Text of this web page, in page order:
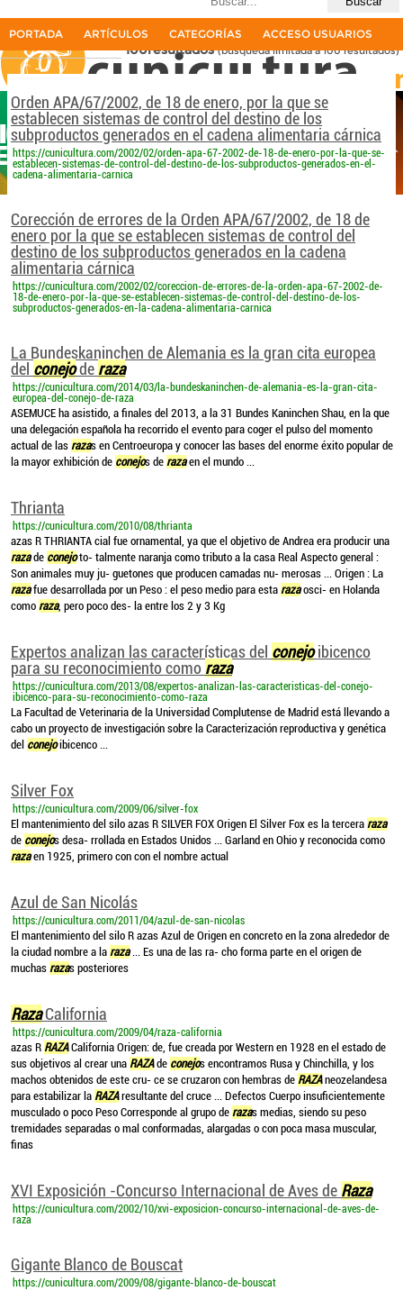
La primera revista del sector cunícola en español
PORTADA ARTÍCULOS CATEGORÍAS ACCESO USUARIOS
raza carnica de conejo
100resultados(búsqueda limitada a 100 resultados)
Orden APA/67/2002, de 18 de enero, por la que se
establecen sistemas de control del destino de los
subproductos generados en el cadena alimentaria cárnica
https://cunicultura.com/2002/02/orden-apa-67-2002-de-18-de-enero-por-la-que-se-
establecen-sistemas-de-control-del-destino-de-los-subproductos-generados-en-el-
cadena-alimentaria-carnica
Corección de errores de la Orden APA/67/2002, de 18 de
enero por la que se establecen sistemas de control del
destino de los subproductos generados en la cadena
alimentaria cárnica
https://cunicultura.com/2002/02/coreccion-de-errores-de-la-orden-apa-67-2002-de-
18-de-enero-por-la-que-se-establecen-sistemas-de-control-del-destino-de-los-
subproductos-generados-en-la-cadena-alimentaria-carnica
La Bundeskaninchen de Alemania es la gran cita europea
del conejode raza
https://cunicultura.com/2014/03/la-bundeskaninchen-de-alemania-es-la-gran-cita-
europea-del-conejo-de-raza
ASEMUCE ha asistido, a finales del 2013, a la 31 Bundes Kaninchen Shau, en la que
una delegación española ha recorrido el evento para coger el pulso del momento
actual de las razas en Centroeuropa y conocer las bases del enorme éxito popular de
la mayor exhibición de conejos de razaen el mundo ...
Thrianta
https://cunicultura.com/2010/08/thrianta
azas R THRIANTA cial fue ornamental, ya que el objetivo de Andrea era producir una
razade conejoto- talmente naranja como tributo a la casa Real Aspecto general :
Son animales muy ju- guetones que producen camadas nu- merosas ... Origen : La
razafue desarrollada por un Peso : el peso medio para esta razaosci- en Holanda
como raza, pero poco des- la entre los 2 y 3 Kg
Expertos analizan las características del conejoibicenco
para su reconocimiento como raza
https://cunicultura.com/2013/08/expertos-analizan-las-caracteristicas-del-conejo-
ibicenco-para-su-reconocimiento-como-raza
La Facultad de Veterinaria de la Universidad Complutense de Madrid está llevando a
cabo un proyecto de investigación sobre la Caracterización reproductiva y genética
del conejoibicenco ...
Silver Fox
https://cunicultura.com/2009/06/silver-fox
El mantenimiento del silo azas R SILVER FOX Origen El Silver Fox es la tercera raza
de conejos desa- rrollada en Estados Unidos ... Garland en Ohio y reconocida como
razaen 1925, primero con con el nombre actual
Azul de San Nicolás
https://cunicultura.com/2011/04/azul-de-san-nicolas
El mantenimiento del silo R azas Azul de Origen en concreto en la zona alrededor de
la ciudad nombre a la raza... Es una de las ra- cho forma parte en el origen de
muchas razas posteriores
RazaCalifornia
https://cunicultura.com/2009/04/raza-california
azas R RAZACalifornia Origen: de, fue creada por Western en 1928 en el estado de
sus objetivos al crear una RAZAde conejos encontramos Rusa y Chinchilla, y los
machos obtenidos de este cru- ce se cruzaron con hembras de RAZAneozelandesa
para estabilizar la RAZAresultante del cruce ... Defectos Cuerpo insuficientemente
musculado o poco Peso Corresponde al grupo de razas medias, siendo su peso
tremidades separadas o mal conformadas, alargadas o con poca masa muscular,
finas
XVI Exposición -Concurso Internacional de Aves de Raza
https://cunicultura.com/2002/10/xvi-exposicion-concurso-internacional-de-aves-de-
raza
Gigante Blanco de Bouscat
https://cunicultura.com/2009/08/gigante-blanco-de-bouscat